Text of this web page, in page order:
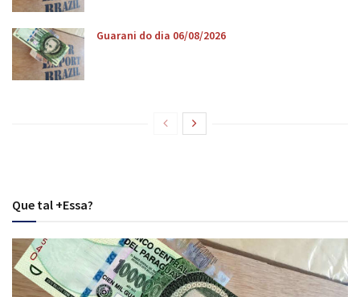
Guarani do dia 06/08/2026
Que tal +Essa?